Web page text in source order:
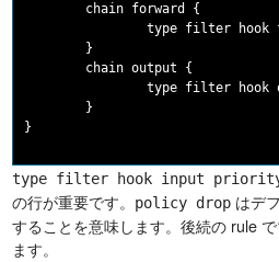
        chain forward {
type filter hook
        }
        chain output {
type filter hook
        }
type filter hook input
の行が重要です。 policy drop はデ
することを意味します。後続の rule
ます。